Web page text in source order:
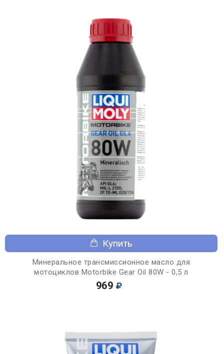
Купить
Минеральное трансмиссионное масло для
мотоциклов Motorbike Gear Oil 80W - 0,5 л
969